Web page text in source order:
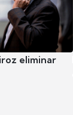
eliminar